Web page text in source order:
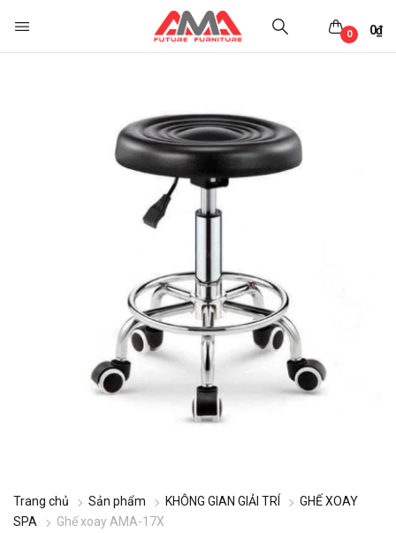
0₫
0
Trang chủ Sản phẩm KHÔNG GIAN GIẢI TRÍ
GHẾ XOAY
SPA
Ghế xoay AMA-17X